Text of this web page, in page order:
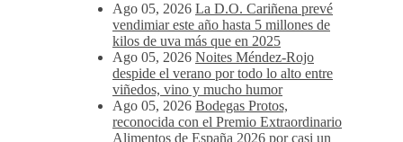
Ago 05, 2026 La D.O. Cariñena prevé
vendimiar este año hasta 5 millones de
kilos de uva más que en 2025
Ago 05, 2026 Noites Méndez-Rojo
despide el verano por todo lo alto entre
viñedos, vino y mucho humor
Ago 05, 2026 Bodegas Protos,
reconocida con el Premio Extraordinario
Alimentos de España 2026 por casi un